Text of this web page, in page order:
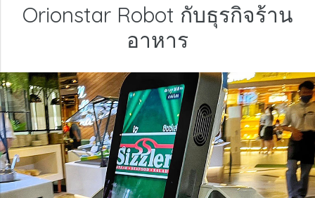
Orionstar Robot กับธุรกิจร้าน
อาหาร